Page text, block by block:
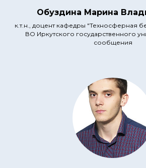
Обуздина Марина
к.т.н., доцент кафедры "Техносферная
ВО Иркутского государственного
сообщения